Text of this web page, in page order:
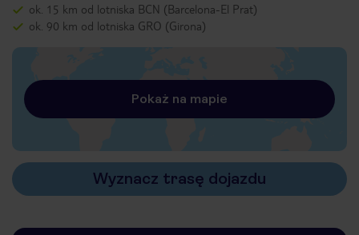
ok. 15 km od lotniska BCN (Barcelona-El Prat)
ok. 90 km od lotniska GRO (Girona)
Pokaż na mapie
Wyznacz trasę dojazdu